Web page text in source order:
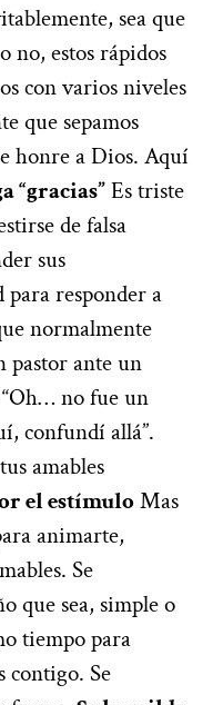
sea que
no, estos rápidos
con varios niveles
que sepamos
honre a Dios. Aquí
“gracias”Es triste
de falsa
sus
responder a
normalmente
pastor ante un
“Oh… no fue un
confundí allá”.
amables
el estímuloMas
animarte,
Se
que sea, simple o
tiempo para
contigo. Se